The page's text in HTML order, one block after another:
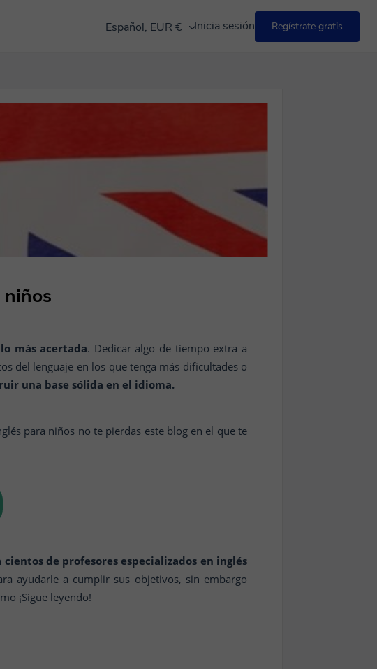
Español, EUR € Inicia sesión Regístrate gratis
niños
más acertada. Dedicar algo de tiempo extra a
del lenguaje en los que tenga más dificultades o
una base sólida en el idioma.
para niños no te pierdas este blog en el que te
cientos de profesores especializados en inglés
ayudarle a cumplir sus objetivos, sin embargo
¡Sigue leyendo!